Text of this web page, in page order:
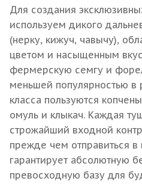
Для создания
используем дикого
(нерку, кижуч, чавычу),
цветом и насыщенным
фермерскую семгу и
меньшей популярностью в
класса пользуются
омуль и клыкач. Каждая
строжайший входной
прежде чем отправиться в
гарантирует абсолютную
превосходную базу для